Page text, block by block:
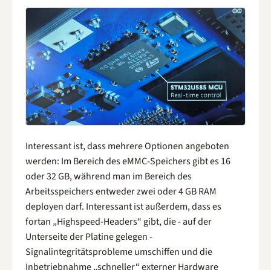
Interessant ist, dass mehrere Optionen angeboten
werden: Im Bereich des eMMC-Speichers gibt es 16
oder 32 GB, während man im Bereich des
Arbeitsspeichers entweder zwei oder 4 GB RAM
deployen darf. Interessant ist außerdem, dass es
fortan „Highspeed-Headers“ gibt, die - auf der
Unterseite der Platine gelegen -
Signalintegritätsprobleme umschiffen und die
Inbetriebnahme „schneller“ externer Hardware